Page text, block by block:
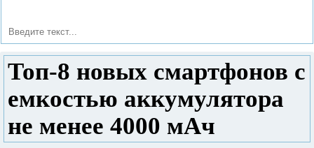
Топ-8 новых смартфонов с
емкостью аккумулятора
не менее 4000 мАч